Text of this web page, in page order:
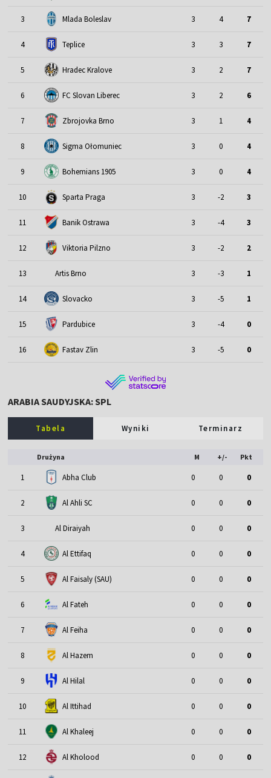
3 Mlada Boleslav 3 4 7
4 Teplice 3 3 7
5 Hradec Kralove 3 2 7
6 FC Slovan Liberec 3 2 6
7 Zbrojovka Brno 3 1 4
8 Sigma Ołomuniec 3 0 4
9 Bohemians 1905 3 0 4
10 Sparta Praga 3 -2 3
11 Banik Ostrawa 3 -4 3
12 Viktoria Pilzno 3 -2 2
13 Artis Brno 3 -3 1
14 Slovacko 3 -5 1
15 Pardubice 3 -4 0
16 Fastav Zlin 3 -5 0
ARABIA SAUDYJSKA: SPL
Tabela Wyniki Terminarz
Drużyna M +/- Pkt
1 Abha Club 0 0 0
2 Al Ahli SC 0 0 0
3 Al Diraiyah 0 0 0
4 Al Ettifaq 0 0 0
5 Al Faisaly (SAU) 0 0 0
6 Al Fateh 0 0 0
7 Al Feiha 0 0 0
8 Al Hazem 0 0 0
9 Al Hilal 0 0 0
10 Al Ittihad 0 0 0
11 Al Khaleej 0 0 0
12 Al Kholood 0 0 0